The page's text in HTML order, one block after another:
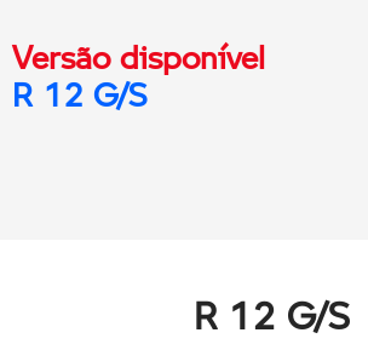
Versão disponível
R 12 G/S
R 12 G/S